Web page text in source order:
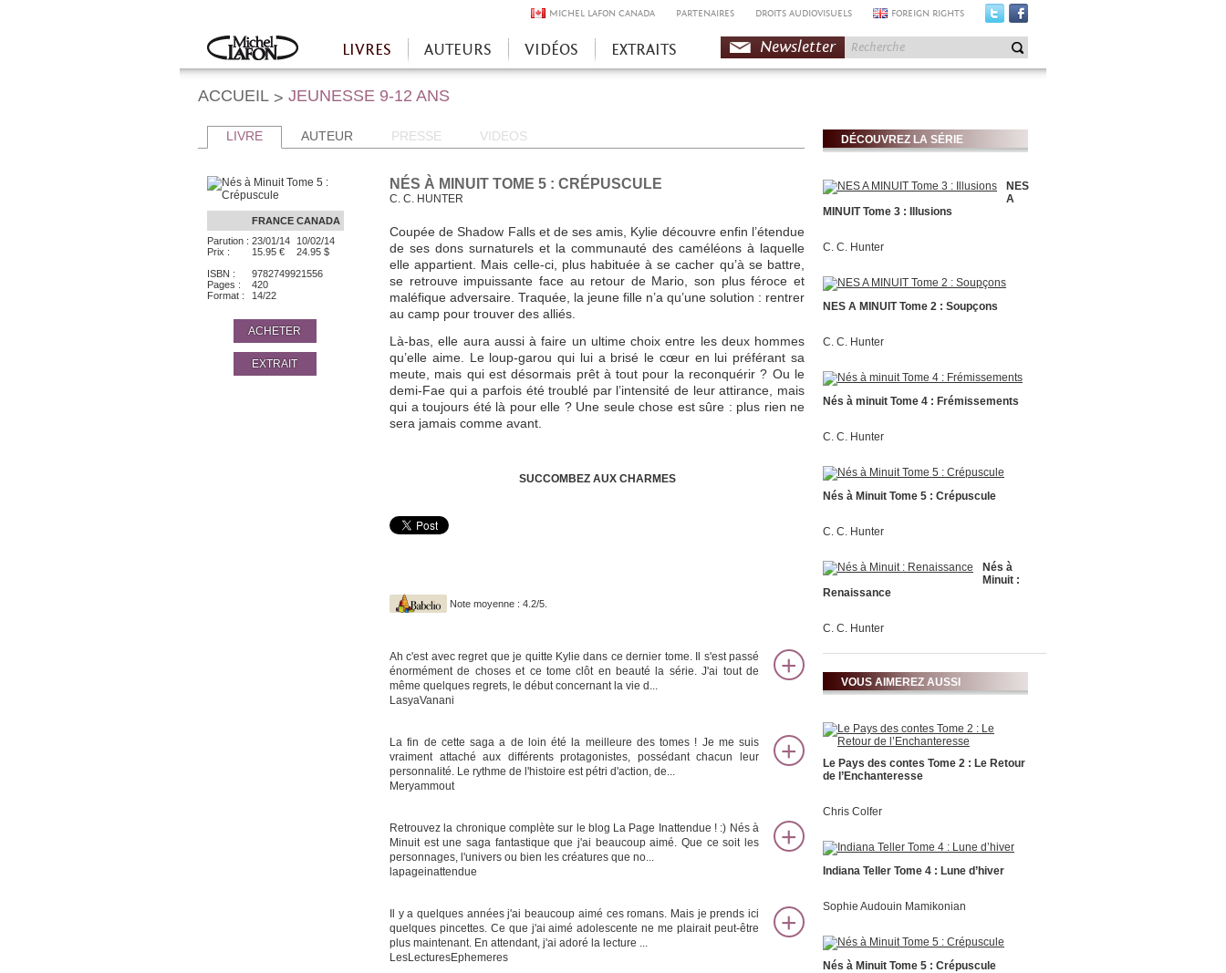
MICHEL LAFON CANADA PARTENAIRES DROITS AUDIOVISUELS FOREIGN RIGHTS
Accueil
LIVRES AUTEURS VIDÉOS EXTRAITS Newsletter
ACCUEIL > JEUNESSE 9-12 ANS
LIVRE AUTEUR PRESSE VIDEOS
FRANCE CANADA
Parution : 23/01/14
10/02/14
Prix :
15.95 €
24.95 $
ISBN :
9782749921556
Pages :
420
Format :
14/22
ACHETER
EXTRAIT
NÉS À MINUIT TOME 5 : CRÉPUSCULE
C. C. HUNTER
Coupée de Shadow Falls et de ses amis, Kylie découvre enfin l’étendue
de ses dons surnaturels et la communauté des caméléons à laquelle
elle appartient. Mais celle-ci, plus habituée à se cacher qu’à se battre,
se retrouve impuissante face au retour de Mario, son plus féroce et
maléfique adversaire. Traquée, la jeune fille n’a qu’une solution : rentrer
au camp pour trouver des alliés.
Là-bas, elle aura aussi à faire un ultime choix entre les deux hommes
qu’elle aime. Le loup-garou qui lui a brisé le cœur en lui préférant sa
meute, mais qui est désormais prêt à tout pour la reconquérir ? Ou le
demi-Fae qui a parfois été troublé par l’intensité de leur attirance, mais
qui a toujours été là pour elle ? Une seule chose est sûre : plus rien ne
sera jamais comme avant.
SUCCOMBEZ AUX CHARMES
Note moyenne : 4.2/5.
Ah c'est avec regret que je quitte Kylie dans ce dernier tome. Il s'est passé
énormément de choses et ce tome clôt en beauté la série. J'ai tout de
même quelques regrets, le début concernant la vie d...
LasyaVanani
La fin de cette saga a de loin été la meilleure des tomes ! Je me suis
vraiment attaché aux différents protagonistes, possédant chacun leur
personnalité. Le rythme de l'histoire est pétri d'action, de...
Meryammout
Retrouvez la chronique complète sur le blog La Page Inattendue ! :) Nés à
Minuit est une saga fantastique que j'ai beaucoup aimé. Que ce soit les
personnages, l'univers ou bien les créatures que no...
lapageinattendue
Il y a quelques années j'ai beaucoup aimé ces romans. Mais je prends ici
quelques pincettes. Ce que j'ai aimé adolescente ne me plairait peut-être
plus maintenant. En attendant, j'ai adoré la lecture ...
LesLecturesEphemeres
DÉCOUVREZ LA SÉRIE
NES
A
MINUIT Tome 3 : Illusions
C. C. Hunter
NES A MINUIT Tome 2 : Soupçons
C. C. Hunter
Nés à minuit Tome 4 : Frémissements
C. C. Hunter
Nés à Minuit Tome 5 : Crépuscule
C. C. Hunter
Nés à
Minuit :
Renaissance
C. C. Hunter
VOUS AIMEREZ AUSSI
Le Pays des contes Tome 2 : Le Retour
de l’Enchanteresse
Chris Colfer
Indiana Teller Tome 4 : Lune d’hiver
Sophie Audouin Mamikonian
Nés à Minuit Tome 5 : Crépuscule